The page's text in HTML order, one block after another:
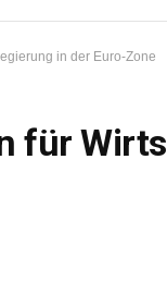
in der Euro-Zone
für